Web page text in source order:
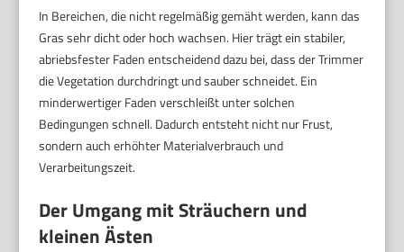
In Bereichen, die nicht regelmäßig gemäht werden, kann das
Gras sehr dicht oder hoch wachsen. Hier trägt ein stabiler,
abriebsfester Faden entscheidend dazu bei, dass der Trimmer
die Vegetation durchdringt und sauber schneidet. Ein
minderwertiger Faden verschleißt unter solchen
Bedingungen schnell. Dadurch entsteht nicht nur Frust,
sondern auch erhöhter Materialverbrauch und
Verarbeitungszeit.
Der Umgang mit Sträuchern und
kleinen Ästen